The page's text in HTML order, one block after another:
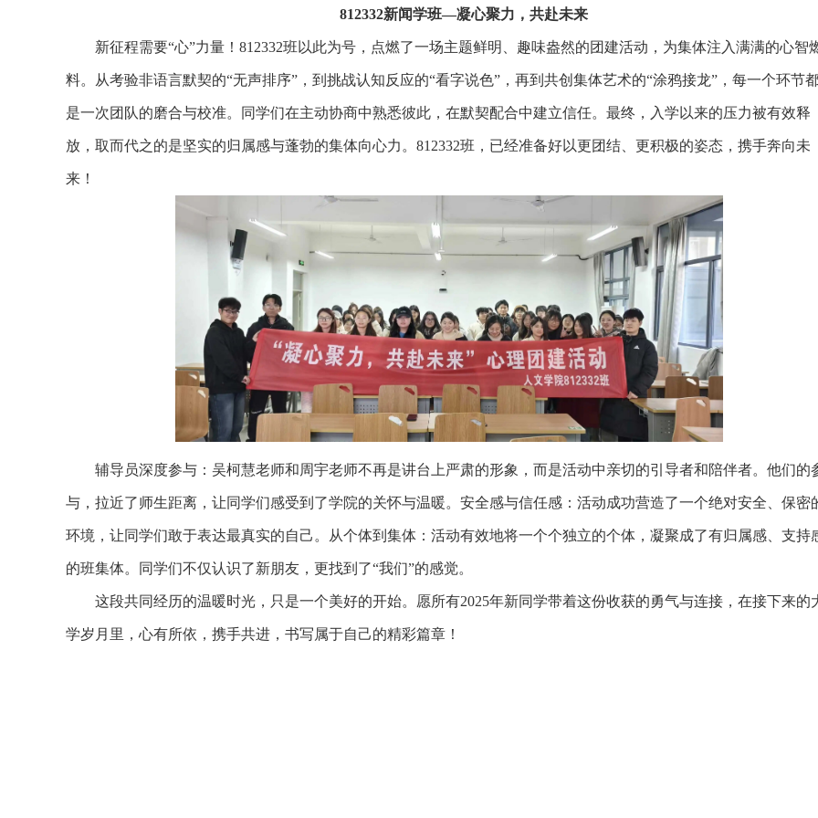
812332新闻学班—凝心聚力，共赴未来
新征程需要“心”力量！812332班以此为号，点燃了一场主题鲜明、趣味盎然的团建活动，为集体注入满满的心智
料。从考验非语言默契的“无声排序”，到挑战认知反应的“看字说色”，再到共创集体艺术的“涂鸦接龙”，每一个环节
是一次团队的磨合与校准。同学们在主动协商中熟悉彼此，在默契配合中建立信任。最终，入学以来的压力被有效释
放，取而代之的是坚实的归属感与蓬勃的集体向心力。812332班，已经准备好以更团结、更积极的姿态，携手奔向未
来！
辅导员深度参与：吴柯慧老师和周宇老师不再是讲台上严肃的形象，而是活动中亲切的引导者和陪伴者。他们的
与，拉近了师生距离，让同学们感受到了学院的关怀与温暖。安全感与信任感：活动成功营造了一个绝对安全、保密
环境，让同学们敢于表达最真实的自己。从个体到集体：活动有效地将一个个独立的个体，凝聚成了有归属感、支持
的班集体。同学们不仅认识了新朋友，更找到了“我们”的感觉。
这段共同经历的温暖时光，只是一个美好的开始。愿所有2025年新同学带着这份收获的勇气与连接，在接下来的
学岁月里，心有所依，携手共进，书写属于自己的精彩篇章！